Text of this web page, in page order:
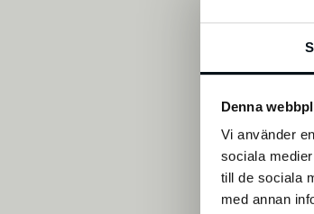
Denna
Vi använder
sociala
till de sociala
med annan